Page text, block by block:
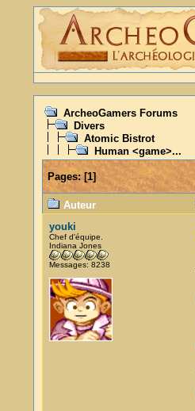
ArcheoGamers Forums
Divers
Atomic Bistrot
Human <game>...
Pages:[1]
Auteur
youki
Chef d'équipe.
Indiana Jones
Messages: 8238